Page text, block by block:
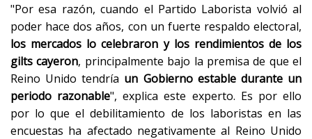
"Por esa razón, cuando el Partido Laborista volvió al
poder hace dos años, con un fuerte respaldo electoral,
los mercados lo celebraron y los rendimientos de los
gilts cayeron, principalmente bajo la premisa de que el
Reino Unido tendría un Gobierno estable durante un
periodo razonable", explica este experto. Es por ello
por lo que el debilitamiento de los laboristas en las
encuestas ha afectado negativamente al Reino Unido